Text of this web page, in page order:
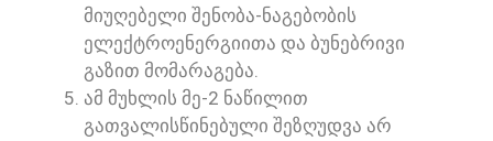
ᲛᲘᲣᲦᲔᲑᲔᲚᲘ ᲨᲔᲜᲝᲑᲐ-ᲜᲐᲒᲔᲑᲝᲑᲘᲡ
ᲔᲚᲔᲥᲢᲠᲝᲔᲜᲔᲠᲒᲘᲘᲗᲐ ᲓᲐ ᲑᲣᲜᲔᲑᲠᲘᲕᲘ
ᲒᲐᲖᲘᲗ ᲛᲝᲛᲐᲠᲐᲒᲔᲑᲐ.
ᲐᲛ ᲛᲣᲮᲚᲘᲡ ᲛᲔ-2 ᲜᲐᲬᲘᲚᲘᲗ
ᲒᲐᲗᲕᲐᲚᲘᲡᲬᲘᲜᲔᲑᲣᲚᲘ ᲨᲔᲖᲦᲣᲓᲕᲐ ᲐᲠ